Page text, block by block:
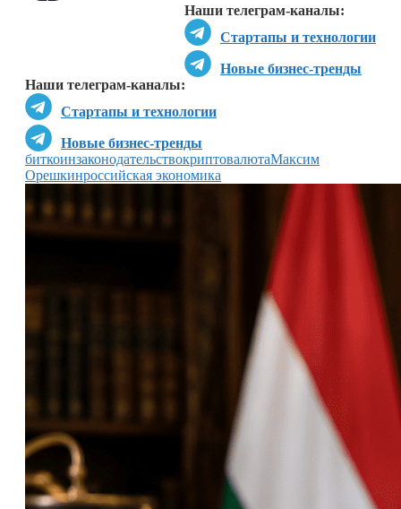
Наши телеграм-каналы:
Стартапы и технологии
Новые бизнес-тренды
Наши телеграм-каналы:
Стартапы и технологии
Новые бизнес-тренды
биткоинзаконодательствокриптовалютаМаксим
Орешкинроссийская экономика